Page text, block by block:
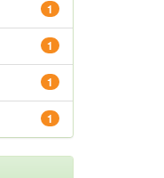
1
1
1
1